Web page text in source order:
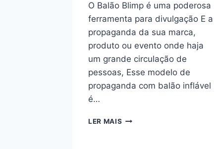
O Balão Blimp é uma poderosa
ferramenta para divulgação E a
propaganda da sua marca,
produto ou evento onde haja
um grande circulação de
pessoas, Esse modelo de
propaganda com balão inflável
é…
LER MAIS BALAO